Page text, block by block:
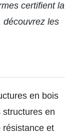
certifient la
découvrez les
en bois
en
résistance et